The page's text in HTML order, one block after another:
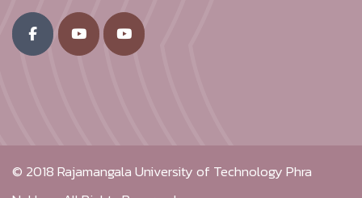
© 2018Rajamangala University of Technology Phra